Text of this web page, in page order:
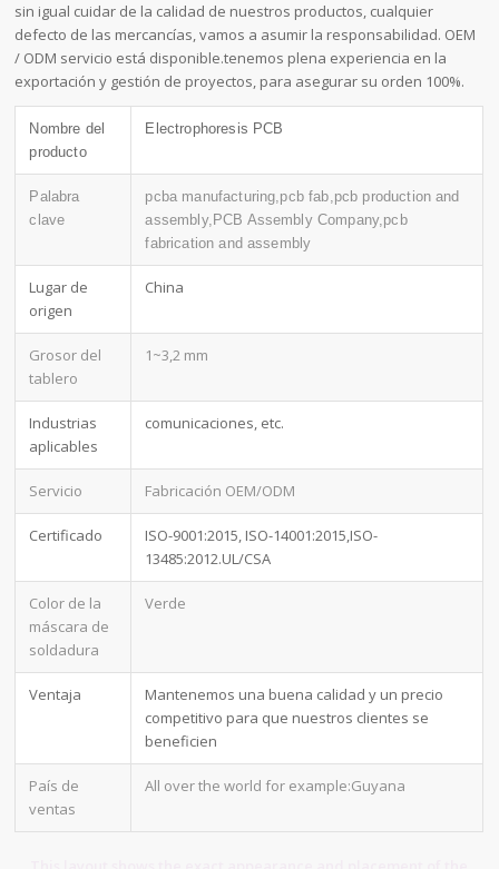
sin igual cuidar de la calidad de nuestros productos, cualquier
defecto de las mercancías, vamos a asumir la responsabilidad. OEM
/ ODM servicio está disponible.tenemos plena experiencia en la
exportación y gestión de proyectos, para asegurar su orden 100%.
Nombre del
producto
Electrophoresis PCB
Palabra
clave
pcba manufacturing,pcb fab,pcb production and
assembly,PCB Assembly Company,pcb
fabrication and assembly
Lugar de
origen
China
Grosor del
tablero
1~3,2 mm
Industrias
aplicables
comunicaciones, etc.
Servicio Fabricación OEM/ODM
Certificado
ISO-9001:2015, ISO-14001:2015,ISO-
13485:2012.UL/CSA
Color de la
máscara de
soldadura
Verde
Ventaja
Mantenemos una buena calidad y un precio
competitivo para que nuestros clientes se
beneficien
País de
ventas
All over the world for example:Guyana